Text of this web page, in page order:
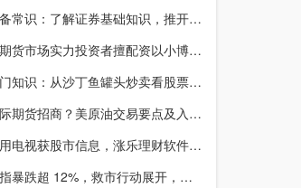
炒股必备常识：了解证券基础知识，推开股票市场大门
股票和期货市场实力投资者擅配资以小博大，顶配网优势尽显
股票入门知识：从沙丁鱼罐头炒卖看股票交易本质，你了解吗？
想做国际期货招商？美原油交易要点及入门指南请收好
股民常用电视获股市信息，涨乐理财软件或能满足更多需求？
本周沪指暴跌超 12%，救市行动展开，周五市场有何措施？